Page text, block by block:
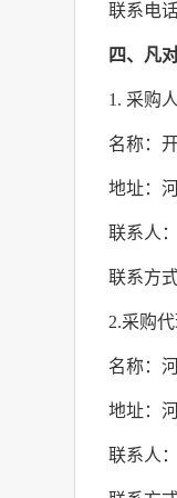
联系电话
四、凡
1. 采购
名称：
地址：
联系人
联系方式
2.采购
名称：
地址：
联系人